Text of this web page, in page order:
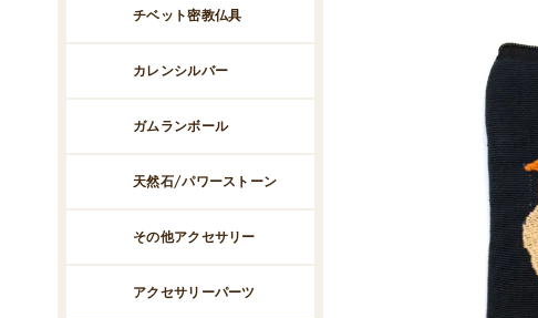
チベット密教仏具
カレンシルバー
ガムランボール
天然石/パワーストーン
その他アクセサリー
アクセサリーパーツ